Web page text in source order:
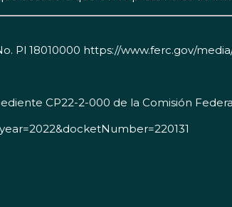
Pl 18010000 https://www.ferc.gov/
CP22-2-000 de la Comisión